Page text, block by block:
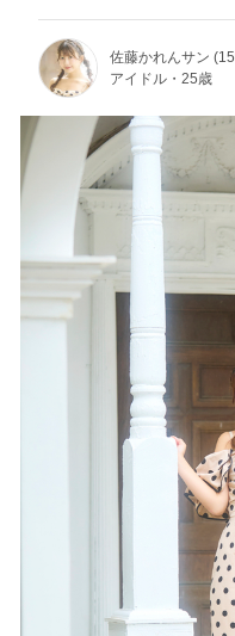
佐藤かれんサン
アイドル・25歳